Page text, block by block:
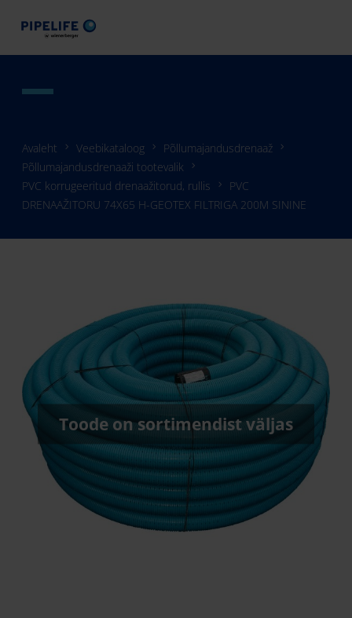
Avaleht Veebikataloog
Põllumajandusdrenaaž
Põllumajandusdrenaaži tootevalik
PVC korrugeeritud drenaažitorud, rullis
PVC
DRENAAŽITORU 74X65 H-GEOTEX FILTRIGA 200M SININE
Toode on sortimendist väljas